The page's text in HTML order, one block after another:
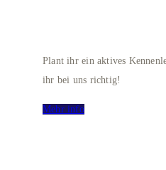
Plant ihr ein aktives
ihr bei uns richtig!
Mehr info